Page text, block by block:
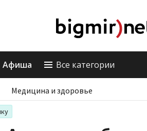
Афиша Все категории
Медицина и здоровье